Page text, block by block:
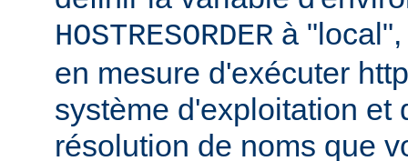
HOSTRESORDER à
en mesure d'exécuter
système d'exploitation et
résolution de noms que